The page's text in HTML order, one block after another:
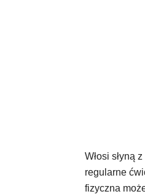
Włosi słyną
regularne
fizyczna